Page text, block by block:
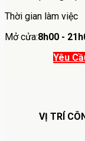
Thời gian làm việc
Mở cửa:8h00 -
Yêu
VỊ TRÍ